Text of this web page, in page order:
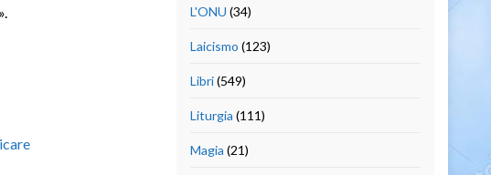
L'ONU (34)
Laicismo (123)
Libri(549)
Liturgia (111)
Magia (21)